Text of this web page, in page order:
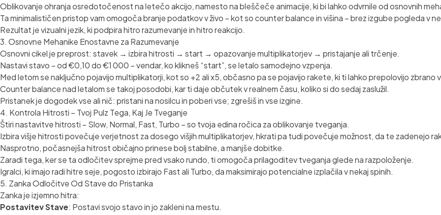
Oblikovanje ohranja osredotočenost na letečo akcijo, namesto na bleščeče animacije, ki bi lahko odvrnile od osnovnih
Ta minimalističen pristop vam omogoča branje podatkov v živo – kot so counter balance in višina – brez izgube pogleda v
Rezultat je vizualni jezik, ki podpira hitro razumevanje in hitro reakcijo.
3. Osnovne Mehanike Enostavne za Razumevanje
Osnovni cikel je preprost: stavek → izbira hitrosti → start → opazovanje multiplikatorjev → pristajanje ali trčenje.
Nastavi stavo – od €0,10 do €1 000 – vendar, ko klikneš “start”, se letalo samodejno vzpenja.
Med letom se naključno pojavijo multiplikatorji, kot so +2 ali x5, občasno pa se pojavijo rakete, ki ti lahko prepolovijo zbrano
Counter balance nad letalom se takoj posodobi, kar ti daje občutek v realnem času, koliko si do sedaj zaslužil.
Pristanek je dogodek vse ali nič: pristani na nosilcu in poberi vse; zgrešiš in vse izgine.
4. Kontrola Hitrosti – Tvoj Pulz Tega, Kaj Je Tveganje
Štiri nastavitve hitrosti – Slow, Normal, Fast, Turbo – so tvoja edina ročica za oblikovanje tveganja.
Izbira višje hitrosti povečuje verjetnost za dosego višjih multiplikatorjev, hkrati pa tudi povečuje možnost, da te zadenejo
Nasprotno, počasnejša hitrost običajno prinese bolj stabilne, a manjše dobitke.
Zaradi tega, ker se ta odločitev sprejme pred vsako rundo, ti omogoča prilagoditev tveganja glede na razpoloženje.
Igralci, ki imajo radi hitre seje, pogosto izbirajo Fast ali Turbo, da maksimirajo potencialne izplačila v nekaj spinih.
5. Zanka Odločitve Od Stave do Pristanka
Zanka je izjemno hitra:
Postavitev Stave: Postavi svojo stavo in jo zakleni na mestu.